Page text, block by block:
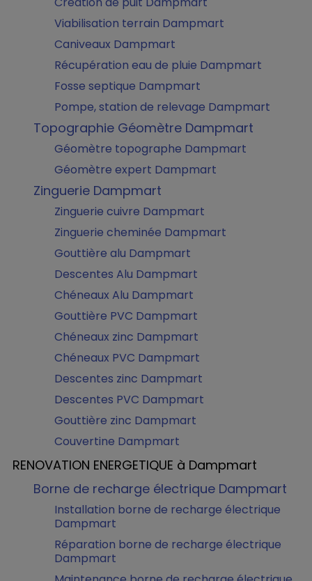
Viabilisation terrain Dampmart
Caniveaux Dampmart
Récupération eau de pluie Dampmart
Fosse septique Dampmart
Pompe, station de relevage Dampmart
Topographie Géomètre Dampmart
Géomètre topographe Dampmart
Géomètre expert Dampmart
Zinguerie Dampmart
Zinguerie cuivre Dampmart
Zinguerie cheminée Dampmart
Gouttière alu Dampmart
Descentes Alu Dampmart
Chéneaux Alu Dampmart
Gouttière PVC Dampmart
Chéneaux zinc Dampmart
Chéneaux PVC Dampmart
Descentes zinc Dampmart
Descentes PVC Dampmart
Gouttière zinc Dampmart
Couvertine Dampmart
RENOVATION ENERGETIQUE à Dampmart
Borne de recharge électrique Dampmart
Installation borne de recharge électrique
Dampmart
Réparation borne de recharge électrique
Dampmart